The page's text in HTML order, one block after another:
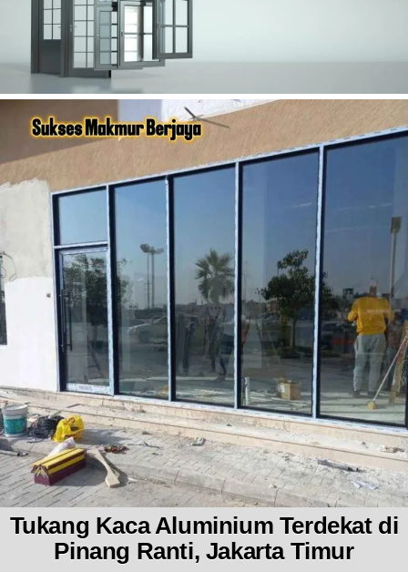
Tukang Kaca Aluminium Terdekat di
Pinang Ranti, Jakarta Timur